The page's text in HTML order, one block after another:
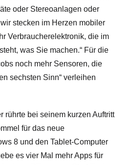
oder Stereoanlagen oder
stecken im Herzen mobiler
Verbraucherelektronik, die im
was Sie machen.“ Für die
noch mehr Sensoren, die
sechsten Sinn“ verleihen
rührte bei seinem kurzen Auftritt
für das neue
8 und den Tablet-Computer
es vier Mal mehr Apps für